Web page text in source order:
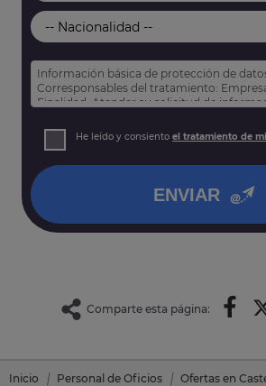
Información básica de protección de
Corresponsables del tratamiento:
Finalidad: Atender su solicitud de
Derechos: Puede acceder, rectificar y
así como otros derechos tal y como se
He leído y consiento el tratamiento de
ENVIAR
Comparte esta página:
Inicio Personal de Oficios
Ofertas en